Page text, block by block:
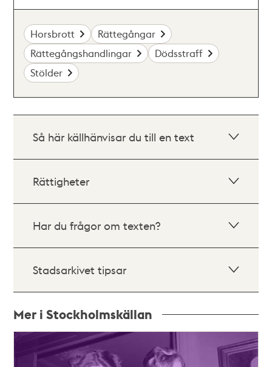
Horsbrott
Rättegångar
Rättegångshandlingar
Dödsstraff
Stölder
Så här källhänvisar du till en text
Rättigheter
Har du frågor om texten?
Stadsarkivet tipsar
Mer i Stockholmskällan
Relaterade
poster